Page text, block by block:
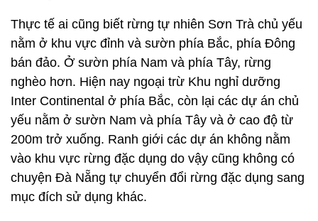
Thực tế ai cũng biết rừng tự nhiên Sơn Trà chủ yếu
nằm ở khu vực đỉnh và sườn phía Bắc, phía Đông
bán đảo. Ở sườn phía Nam và phía Tây, rừng
nghèo hơn. Hiện nay ngoại trừ Khu nghỉ dưỡng
Inter Continental ở phía Bắc, còn lại các dự án chủ
yếu nằm ở sườn Nam và phía Tây và ở cao độ từ
200m trở xuống. Ranh giới các dự án không nằm
vào khu vực rừng đặc dụng do vậy cũng không có
chuyện Đà Nẵng tự chuyển đổi rừng đặc dụng sang
mục đích sử dụng khác.